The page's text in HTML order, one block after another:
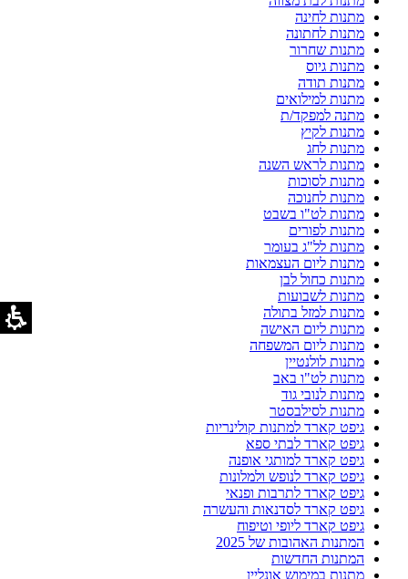
מתנות לחינה
מתנות לחתונה
מתנות שחרור
מתנות גיוס
מתנות תודה
מתנות למילואים
מתנה למפקד/ת
מתנות לקיץ
מתנות לחג
מתנות לראש השנה
מתנות לסוכות
מתנות לחנוכה
מתנות לט"ו בשבט
מתנות לפורים
מתנות לל"ג בעומר
מתנות ליום העצמאות
מתנות כחול לבן
מתנות לשבועות
מתנות למזל בתולה
מתנות ליום האישה
מתנות ליום המשפחה
מתנות לולנטיין
מתנות לט"ו באב
מתנות לנובי גוד
מתנות לסילבסטר
גיפט קארד למתנות קולינריות
גיפט קארד לבתי ספא
גיפט קארד למותגי אופנה
גיפט קארד לנופש ולמלונות
גיפט קארד לתרבות ופנאי
גיפט קארד לסדנאות והעשרה
גיפט קארד ליופי וטיפוח
המתנות האהובות של 2025
המתנות החדשות
מתנות במימוש אונליין